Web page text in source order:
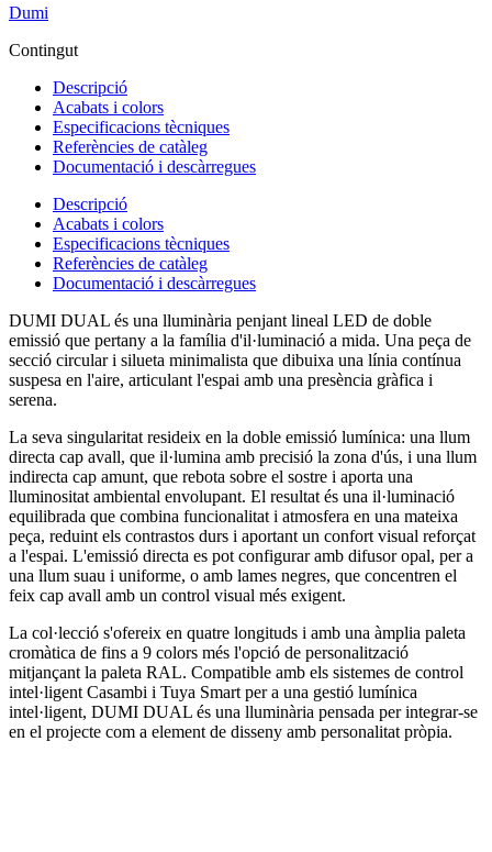
Dumi
Contingut
Descripció
Acabats i colors
Especificacions tècniques
Referències de catàleg
Documentació i descàrregues
Descripció
Acabats i colors
Especificacions tècniques
Referències de catàleg
Documentació i descàrregues
DUMI DUAL és una lluminària penjant lineal LED de doble
emissió que pertany a la família d'il·luminació a mida. Una peça de
secció circular i silueta minimalista que dibuixa una línia contínua
suspesa en l'aire, articulant l'espai amb una presència gràfica i
serena.
La seva singularitat resideix en la doble emissió lumínica: una llum
directa cap avall, que il·lumina amb precisió la zona d'ús, i una llum
indirecta cap amunt, que rebota sobre el sostre i aporta una
lluminositat ambiental envolupant. El resultat és una il·luminació
equilibrada que combina funcionalitat i atmosfera en una mateixa
peça, reduint els contrastos durs i aportant un confort visual reforçat
a l'espai. L'emissió directa es pot configurar amb difusor opal, per a
una llum suau i uniforme, o amb lames negres, que concentren el
feix cap avall amb un control visual més exigent.
La col·lecció s'ofereix en quatre longituds i amb una àmplia paleta
cromàtica de fins a 9 colors més l'opció de personalització
mitjançant la paleta RAL. Compatible amb els sistemes de control
intel·ligent Casambi i Tuya Smart per a una gestió lumínica
intel·ligent, DUMI DUAL és una lluminària pensada per integrar-se
en el projecte com a element de disseny amb personalitat pròpia.